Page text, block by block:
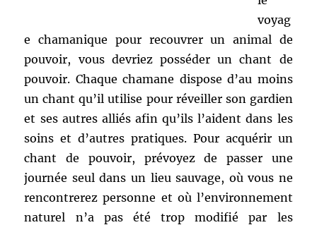
voyag
e chamanique pour recouvrer un animal de
pouvoir, vous devriez posséder un chant de
pouvoir. Chaque chamane dispose d’au moins
un chant qu’il utilise pour réveiller son gardien
et ses autres alliés afin qu’ils l’aident dans les
soins et d’autres pratiques. Pour acquérir un
chant de pouvoir, prévoyez de passer une
journée seul dans un lieu sauvage, où vous ne
rencontrerez personne et où l’environnement
naturel n’a pas été trop modifié par les